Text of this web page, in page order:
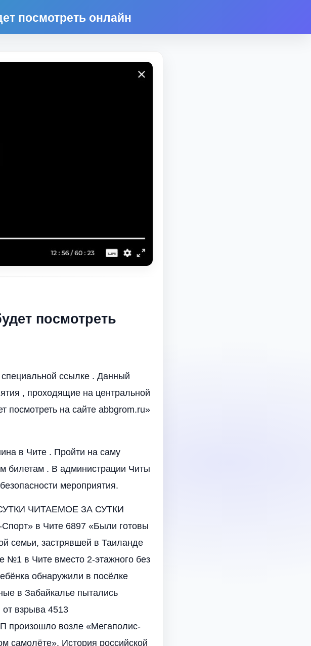
посмотреть онлайн
посмотреть
ссылке . Данный
, проходящие на центральной
на сайте abbgrom.ru»
в Чите . Пройти на саму
билетам . В администрации Читы
мероприятия.
ЧИТАЕМОЕ ЗА СУТКИ
в Чите 6897 «Были готовы
семьи, застрявшей в Таиланде
№1 в Чите вместо 2-этажного без
обнаружили в посёлке
в Забайкалье пытались
от взрыва 4513
возле «Мегаполис-
самолёте». История российской